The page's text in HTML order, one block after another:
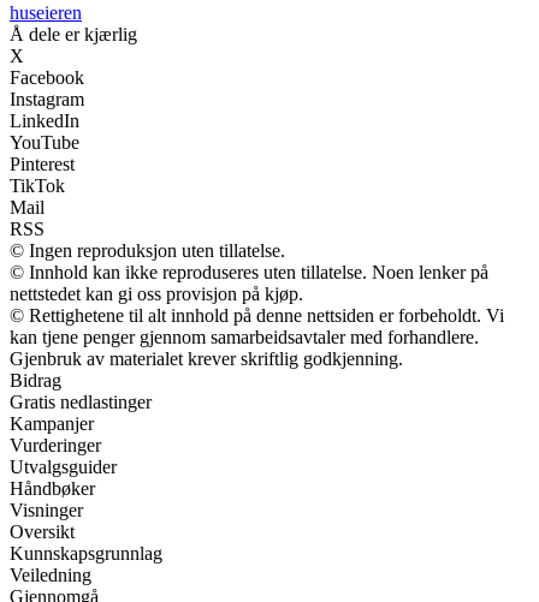
huseieren
Å dele er kjærlig
X
Facebook
Instagram
LinkedIn
YouTube
Pinterest
TikTok
Mail
RSS
© Ingen reproduksjon uten tillatelse.
© Innhold kan ikke reproduseres uten tillatelse. Noen lenker på
nettstedet kan gi oss provisjon på kjøp.
© Rettighetene til alt innhold på denne nettsiden er forbeholdt. Vi
kan tjene penger gjennom samarbeidsavtaler med forhandlere.
Gjenbruk av materialet krever skriftlig godkjenning.
Bidrag
Gratis nedlastinger
Kampanjer
Vurderinger
Utvalgsguider
Håndbøker
Visninger
Oversikt
Kunnskapsgrunnlag
Veiledning
Gjennomgå